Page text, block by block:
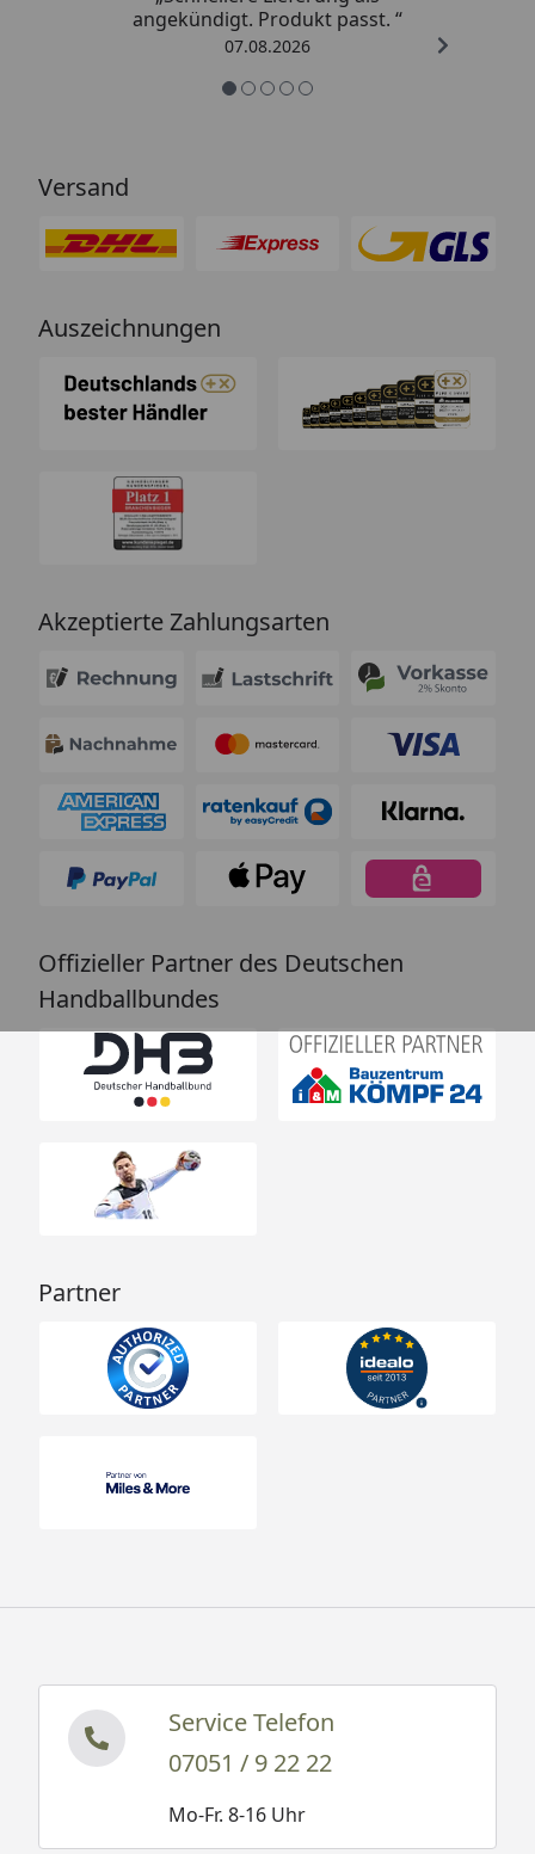
angekündigt. Produkt passt. “
07.08.2026
Versand
Auszeichnungen
Akzeptierte Zahlungsarten
Offizieller Partner des Deutschen
Handballbundes
Partner
Service Telefon
07051 / 9 22 22
Mo-Fr. 8-16 Uhr